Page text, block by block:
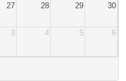
27 28 29 30
3 4 5 6